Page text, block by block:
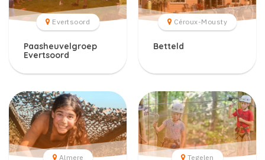
Evertsoord
Paasheuvelgroep
Evertsoord
Céroux-Mousty
Betteld
Almere Tegelen